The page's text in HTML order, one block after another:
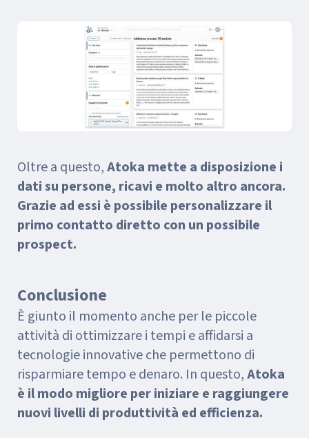
Oltre a questo,Atoka mette a disposizione i
dati su persone, ricavi e molto altro ancora.
Grazie ad essi è possibile personalizzare il
primo contatto diretto con un possibile
prospect.
Conclusione
È giunto il momento anche per le piccole
attività di ottimizzare i tempi e affidarsi a
tecnologie innovative che permettono di
risparmiare tempo e denaro. In questo,Atoka
è il modo migliore per iniziare e raggiungere
nuovi livelli di produttività ed efficienza.